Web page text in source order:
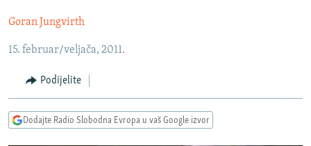
na
navigaciju
Pređite
pretragu
KOSOVO
CRNA GORA
VIZUELNO
FOTOGALERIJE
PODCASTI
RAT U UKRAJINI
Goran Jungvirth
15. februar/veljača, 2011.
Podijelite
Dodajte Radio Slobodna Evropa u vaš Google izvor